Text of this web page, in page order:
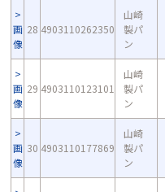
画
像
28 4903110262350
山崎
製パ
ン
画
像
29 4903110123101
山崎
製パ
ン
画
像
30 4903110177869
山崎
製パ
ン